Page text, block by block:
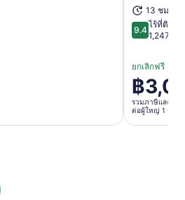
13 ชม.
9.49.4 จาก 10
ไร้ที่ติ
1,247 รีวิ
ยกเลิกฟรี
ราคา
อยู่
฿
รวมภาษีและค่าธ
ต่อผู้ใหญ่ 1 คน